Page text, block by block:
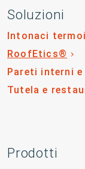
Soluzioni
Intonaci
RoofEtics®
Pareti interni
Tutela e
Prodotti